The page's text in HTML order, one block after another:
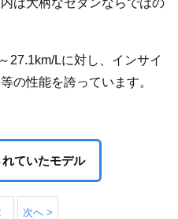
27.1km/Lに対し、インサイ
の性能を誇っています。
ていたモデル
次へ >